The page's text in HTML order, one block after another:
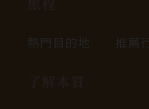
熱門目的地 推薦